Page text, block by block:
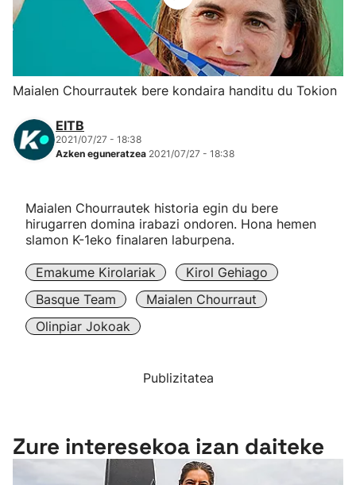
Herri-kirolak
Atletismoa
Mendi-lasterketak
Kirol gehiago
"Helmuga"
Maialen Chourrautek bere kondaira handitu du Tokion
EITB
2021/07/27 - 18:38
Azken eguneratzea 2021/07/27 - 18:38
Maialen Chourrautek historia egin du bere
hirugarren domina irabazi ondoren. Hona hemen
slamon K-1eko finalaren laburpena.
Emakume Kirolariak
Kirol Gehiago
Basque Team
Maialen Chourraut
Olinpiar Jokoak
Publizitatea
Zure interesekoa izan daiteke